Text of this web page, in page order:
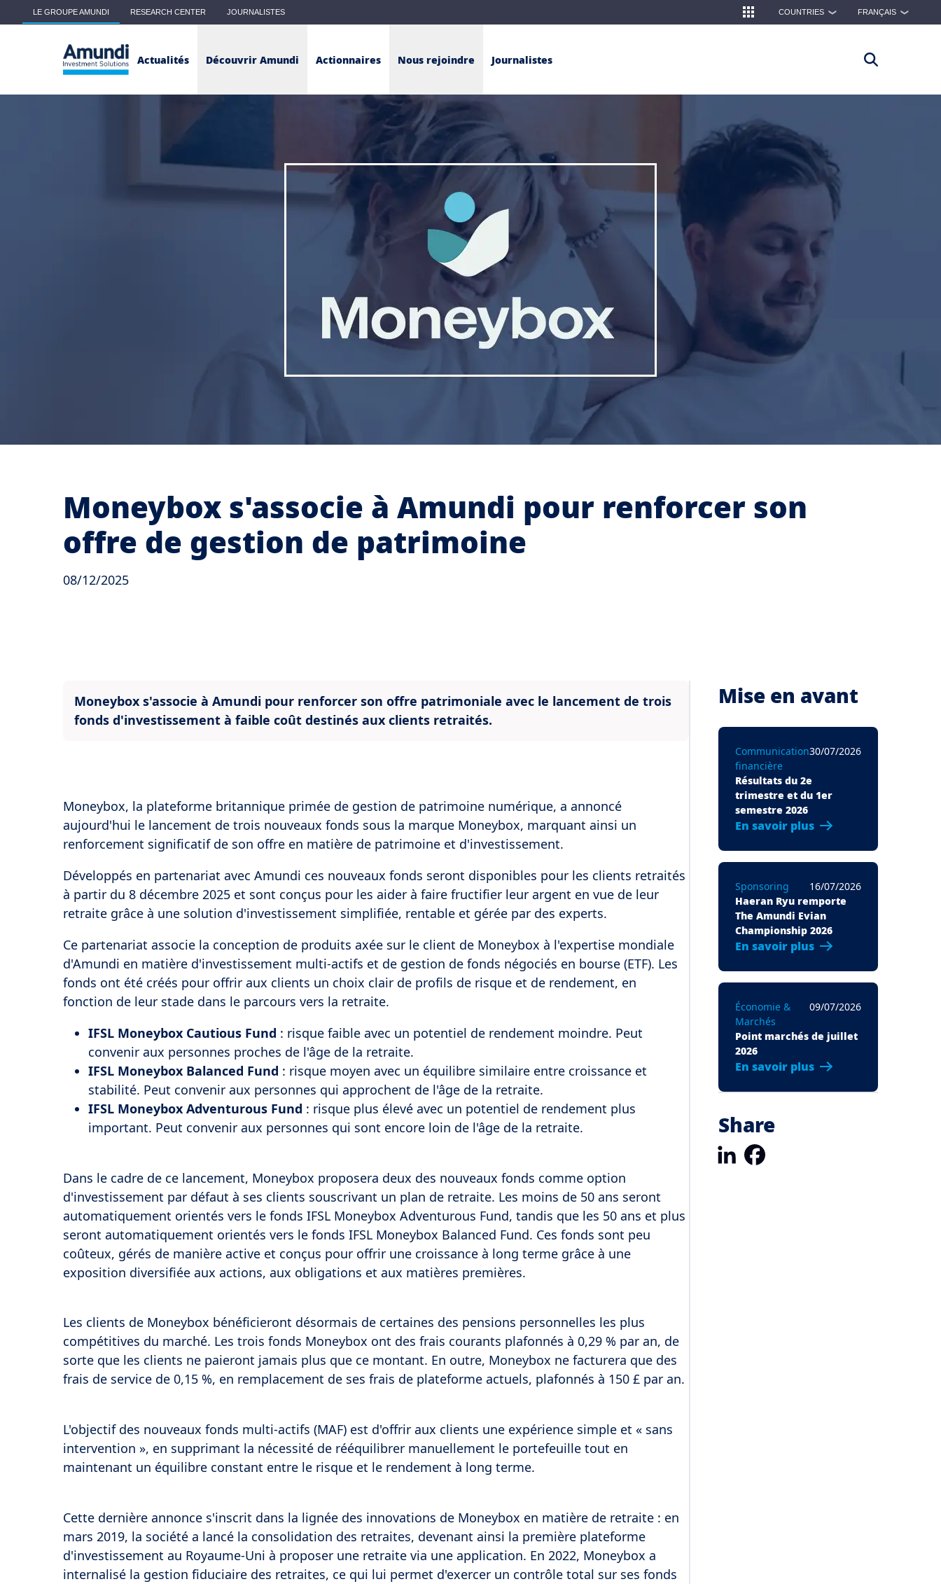
Skip to main content
LE GROUPE AMUNDI RESEARCH CENTER JOURNALISTES COUNTRIES ❯ FRANÇAIS ❯
Actualités Découvrir Amundi Actionnaires Nous rejoindre Journalistes
Moneybox s'associe à Amundi pour renforcer son
offre de gestion de patrimoine
08/12/2025
Moneybox s'associe à Amundi pour renforcer son offre patrimoniale avec le lancement de trois
fonds d'investissement à faible coût destinés aux clients retraités.
Moneybox, la plateforme britannique primée de gestion de patrimoine numérique, a annoncé
aujourd'hui le lancement de trois nouveaux fonds sous la marque Moneybox, marquant ainsi un
renforcement significatif de son offre en matière de patrimoine et d'investissement.
Développés en partenariat avec Amundi ces nouveaux fonds seront disponibles pour les clients retraités
à partir du 8 décembre 2025 et sont conçus pour les aider à faire fructifier leur argent en vue de leur
retraite grâce à une solution d'investissement simplifiée, rentable et gérée par des experts.
Ce partenariat associe la conception de produits axée sur le client de Moneybox à l'expertise mondiale
d'Amundi en matière d'investissement multi-actifs et de gestion de fonds négociés en bourse (ETF). Les
fonds ont été créés pour offrir aux clients un choix clair de profils de risque et de rendement, en
fonction de leur stade dans le parcours vers la retraite.
IFSL Moneybox Cautious Fund : risque faible avec un potentiel de rendement moindre. Peut
convenir aux personnes proches de l'âge de la retraite.
IFSL Moneybox Balanced Fund : risque moyen avec un équilibre similaire entre croissance et
stabilité. Peut convenir aux personnes qui approchent de l'âge de la retraite.
IFSL Moneybox Adventurous Fund : risque plus élevé avec un potentiel de rendement plus
important. Peut convenir aux personnes qui sont encore loin de l'âge de la retraite.
Dans le cadre de ce lancement, Moneybox proposera deux des nouveaux fonds comme option
d'investissement par défaut à ses clients souscrivant un plan de retraite. Les moins de 50 ans seront
automatiquement orientés vers le fonds IFSL Moneybox Adventurous Fund, tandis que les 50 ans et plus
seront automatiquement orientés vers le fonds IFSL Moneybox Balanced Fund. Ces fonds sont peu
coûteux, gérés de manière active et conçus pour offrir une croissance à long terme grâce à une
exposition diversifiée aux actions, aux obligations et aux matières premières.
Les clients de Moneybox bénéficieront désormais de certaines des pensions personnelles les plus
compétitives du marché. Les trois fonds Moneybox ont des frais courants plafonnés à 0,29 % par an, de
sorte que les clients ne paieront jamais plus que ce montant. En outre, Moneybox ne facturera que des
frais de service de 0,15 %, en remplacement de ses frais de plateforme actuels, plafonnés à 150 £ par an.
L'objectif des nouveaux fonds multi-actifs (MAF) est d'offrir aux clients une expérience simple et « sans
intervention », en supprimant la nécessité de rééquilibrer manuellement le portefeuille tout en
maintenant un équilibre constant entre le risque et le rendement à long terme.
Cette dernière annonce s'inscrit dans la lignée des innovations de Moneybox en matière de retraite : en
mars 2019, la société a lancé la consolidation des retraites, devenant ainsi la première plateforme
d'investissement au Royaume-Uni à proposer une retraite via une application. En 2022, Moneybox a
internalisé la gestion fiduciaire des retraites, ce qui lui permet d'exercer un contrôle total sur ses fonds
Mise en avant
Communication
financière
30/07/2026
Résultats du 2e
trimestre et du 1er
semestre 2026
En savoir plus
Sponsoring
16/07/2026
Haeran Ryu remporte
The Amundi Evian
Championship 2026
En savoir plus
Économie &
Marchés
09/07/2026
Point marchés de juillet
2026
En savoir plus
Share
LinkedIn